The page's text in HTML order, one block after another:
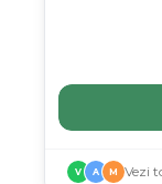
V A M Vezi